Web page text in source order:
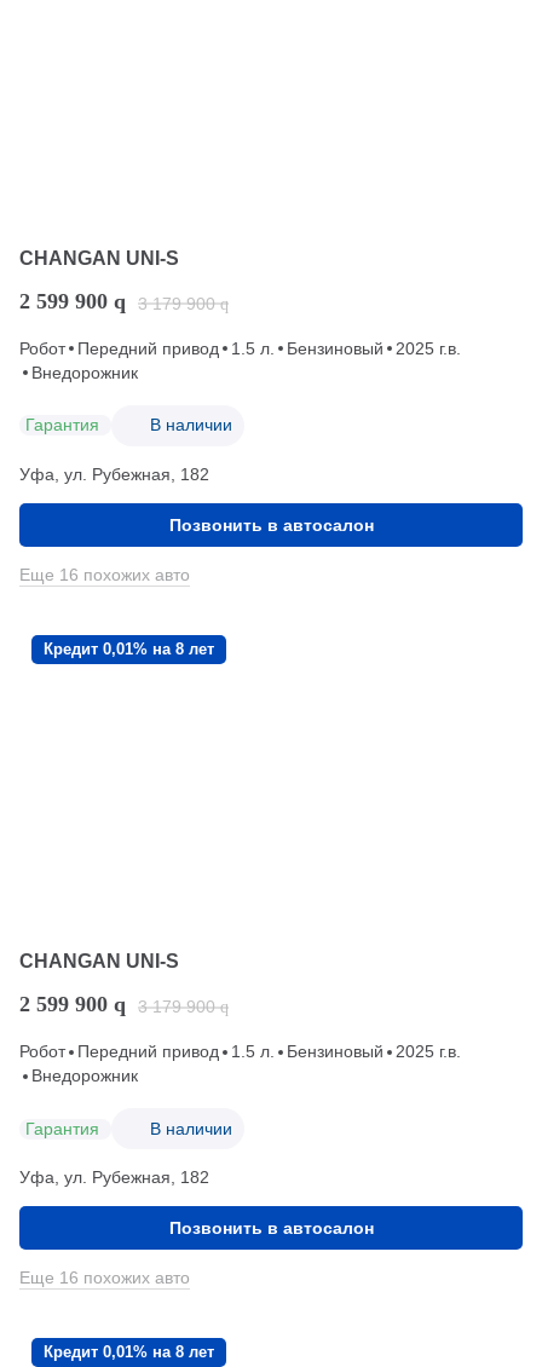
CHANGAN UNI-S
2 599 900 q 3 179 900 q
Робот Передний привод 1.5 л. Бензиновый
2025 г.в.
Внедорожник
Гарантия В наличии
Уфа, ул. Рубежная, 182
Позвонить в автосалон
Еще 16 похожих авто
Кредит 0,01% на 8 лет
CHANGAN UNI-S
2 599 900 q 3 179 900 q
Робот Передний привод 1.5 л. Бензиновый
2025 г.в.
Внедорожник
Гарантия В наличии
Уфа, ул. Рубежная, 182
Позвонить в автосалон
Еще 16 похожих авто
Кредит 0,01% на 8 лет